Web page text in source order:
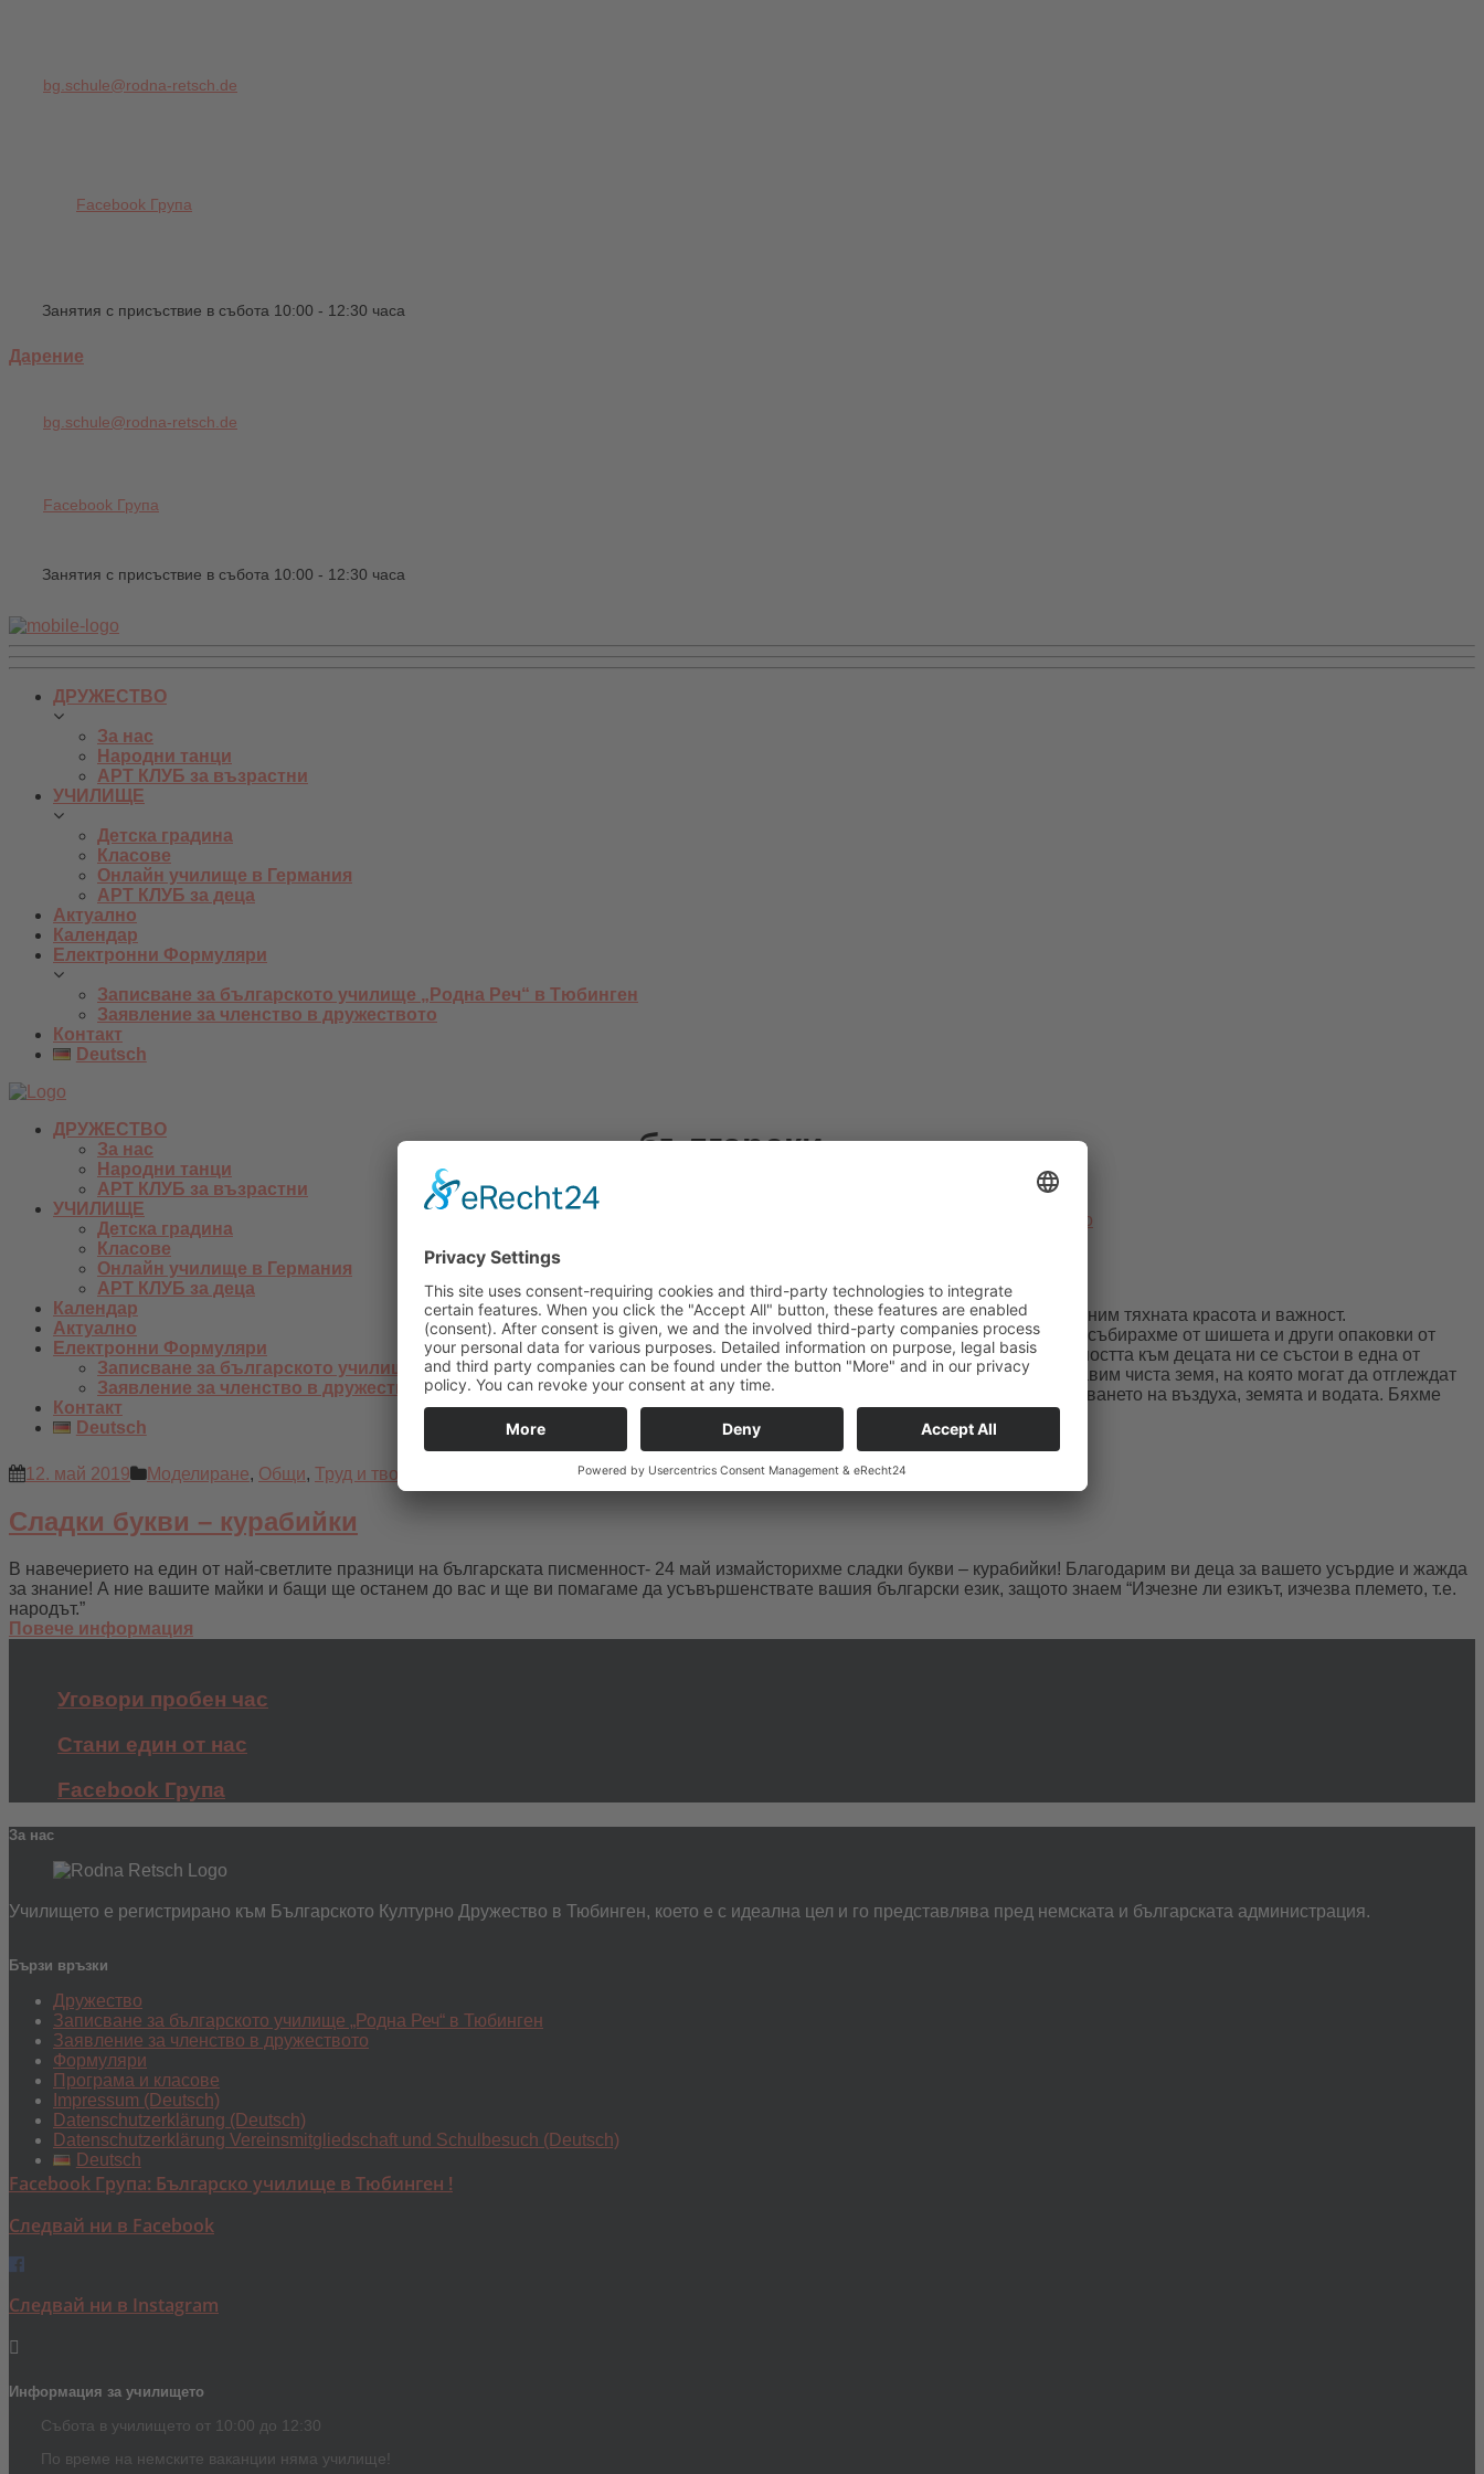
bg.schule@rodna-retsch.de
Facebook Група
Занятия с присъствие в събота 10:00 - 12:30 часа
Дарение
bg.schule@rodna-retsch.de
Facebook Група
Занятия с присъствие в събота 10:00 - 12:30 часа
ДРУЖЕСТВО
За нас
Народни танци
АРТ КЛУБ за възрастни
УЧИЛИЩЕ
Детска градина
Класове
Онлайн училище в Германия
АРТ КЛУБ за деца
Актуално
Календар
Електронни Формуляри
Записване за българското училище „Родна Реч“ в Тюбинген
Заявление за членство в дружеството
Контакт
Deutsch
ДРУЖЕСТВО
За нас
Народни танци
АРТ КЛУБ за възрастни
УЧИЛИЩЕ
Детска градина
Класове
Онлайн училище в Германия
АРТ КЛУБ за деца
Календар
Актуално
Електронни Формуляри
Записване за българското училище „Родна Реч“ в Тюбинген
Заявление за членство в дружеството
Контакт
Deutsch
български
Труд и творчество
Празникът на Буквите ни вдъхновява, защото ние помним тяхната красота и важност.
Пластмасовите капачки, с които декорирахме буквите събирахме от шишета и други опаковки от
храна, попадащи в кошчетата ни с отпадъци. Отговорността към децата ни се състои в една от
главните задачи на човечеството, а именно да им оставим чиста земя, на която могат да отглеждат
децата си без страх от болести, причинени от замърсяването на въздуха, земята и водата. Бяхме
креативни и вдъхнахме нов живот в така вредната
Повече информация
12. май 2019 Моделиране, Общи, Труд и творчество
Сладки букви – курабийки
В навечерието на един от най-светлите празници на българската писменност- 24 май измайсторихме сладки букви – курабийки! Благодарим ви деца за вашето усърдие и жажда
за знание! А ние вашите майки и бащи ще останем до вас и ще ви помагаме да усъвършенствате вашия български език, защото знаем “Изчезне ли езикът, изчезва племето, т.е.
народът.”
Повече информация
Уговори пробен час
Стани един от нас
Facebook Група
За нас
Училището е регистрирано към Българското Културно Дружество в Тюбинген, което е с идеална цел и го представлява пред немската и българската администрация.
Бързи връзки
Дружество
Записване за българското училище „Родна Реч“ в Тюбинген
Заявление за членство в дружеството
Формуляри
Програма и класове
Impressum (Deutsch)
Datenschutzerklärung (Deutsch)
Datenschutzerklärung Vereinsmitgliedschaft und Schulbesuch (Deutsch)
Deutsch
Facebook Група: Българско училище в Тюбинген !
Следвай ни в Facebook
Следвай ни в Instagram
Информация за училището
Събота в училището от 10:00 до 12:30
По време на немските ваканции няма училище!